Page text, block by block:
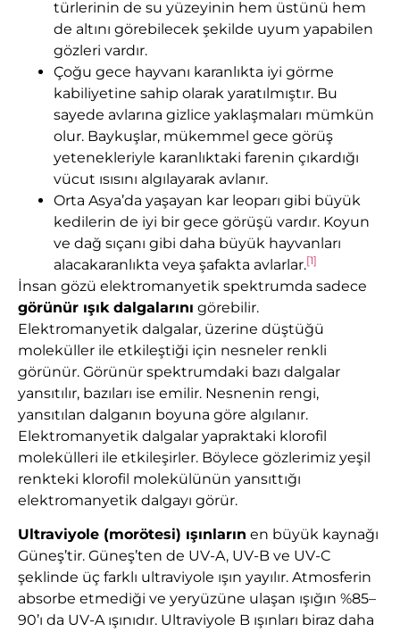
türlerinin de su yüzeyinin hem üstünü hem
de altını görebilecek şekilde uyum yapabilen
gözleri vardır.
Çoğu gece hayvanı karanlıkta iyi görme
kabiliyetine sahip olarak yaratılmıştır. Bu
sayede avlarına gizlice yaklaşmaları mümkün
olur. Baykuşlar, mükemmel gece görüş
yetenekleriyle karanlıktaki farenin çıkardığı
vücut ısısını algılayarak avlanır.
Orta Asya’da yaşayan kar leoparı gibi büyük
kedilerin de iyi bir gece görüşü vardır. Koyun
ve dağ sıçanı gibi daha büyük hayvanları
alacakaranlıkta veya şafakta avlarlar.[1]
İnsan gözü elektromanyetik spektrumda sadece
görünür ışık dalgalarını görebilir.
Elektromanyetik dalgalar, üzerine düştüğü
moleküller ile etkileştiği için nesneler renkli
görünür. Görünür spektrumdaki bazı dalgalar
yansıtılır, bazıları ise emilir. Nesnenin rengi,
yansıtılan dalganın boyuna göre algılanır.
Elektromanyetik dalgalar yapraktaki klorofil
molekülleri ile etkileşirler. Böylece gözlerimiz yeşil
renkteki klorofil molekülünün yansıttığı
elektromanyetik dalgayı görür.
Ultraviyole (morötesi) ışınların en büyük kaynağı
Güneş’tir. Güneş’ten de UV-A, UV-B ve UV-C
şeklinde üç farklı ultraviyole ışın yayılır. Atmosferin
absorbe etmediği ve yeryüzüne ulaşan ışığın %85–
90’ı da UV-A ışınıdır. Ultraviyole B ışınları biraz daha